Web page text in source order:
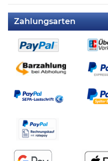
Zahlungsarten